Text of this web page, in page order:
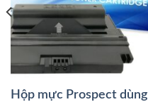
Hộp mực Prospect dùng